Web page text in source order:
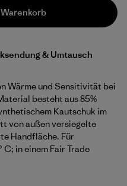
& Umtausch
Wärme und Sensitivität bei
besteht aus 85%
Kautschuk im
von außen versiegelte
Handfläche. Für
C; in einem Fair Trade